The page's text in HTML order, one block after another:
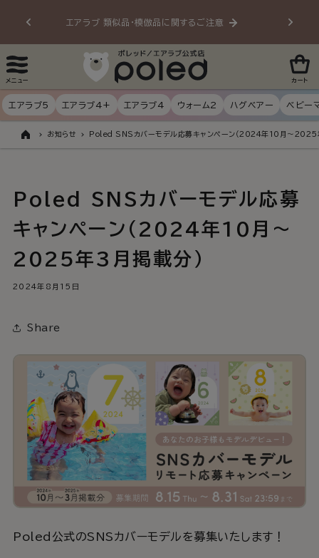
ンツに
エアラブ 類似品・模倣品に関するご注意
メニュー カート
エアラブ5 エアラブ4+ エアラブ4 ウォーム2 ハグベアー ベビー
ト
ッ
お知らせ Poled SNSカバーモデル応募キャンペーン（2024年10月～2025
Poled SNSカバーモデル応募
キャンペーン（2024年10月～
2025年3月掲載分）
2024年8月15日
Share
Poled公式のSNSカバーモデルを募集いたします！